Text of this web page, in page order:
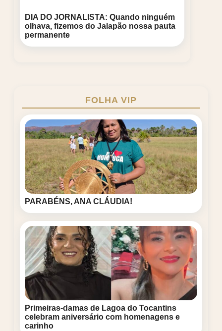
DIA DO JORNALISTA: Quando ninguém
olhava, fizemos do Jalapão nossa pauta
permanente
FOLHA VIP
PARABÉNS, ANA CLÁUDIA!
Primeiras-damas de Lagoa do Tocantins
celebram aniversário com homenagens e
carinho